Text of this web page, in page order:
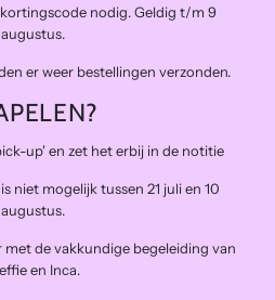
atelierbezoek en het afhalen van
de naailessen om)
'De Kroon', een verzamelgebouw voor
3024EE Rotterdam
en het afhalen van bestellingen
naailessen om.
nodig. Geldig t/m 9
augustus.
er weer bestellingen verzonden.
up' en zet het erbij in de notitie
niet mogelijk tussen 21 juli en 10
augustus.
de vakkundige begeleiding van
en Inca.